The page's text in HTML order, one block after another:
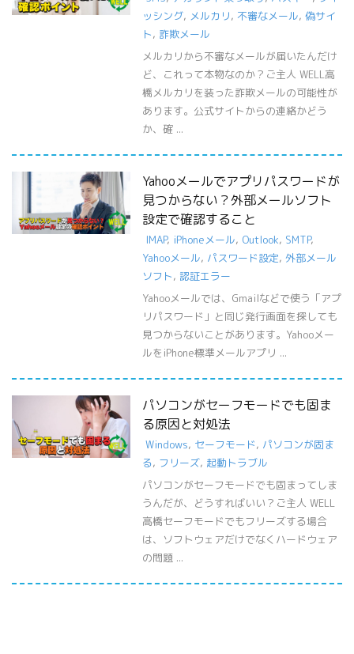
ッシング, メルカリ, 不審なメール, 偽サイ
ト, 詐欺メール
メルカリから不審なメールが届いたんだけ
ど、これって本物なのか？ご主人 WELL高
橋メルカリを装った詐欺メールの可能性が
あります。公式サイトからの連絡かどう
か、確 ...
Yahooメールでアプリパスワードが
見つからない？外部メールソフト
設定で確認すること
IMAP, iPhoneメール, Outlook, SMTP,
Yahooメール, パスワード設定, 外部メール
ソフト, 認証エラー
Yahooメールでは、Gmailなどで使う「アプ
リパスワード」と同じ発行画面を探しても
見つからないことがあります。Yahooメー
ルをiPhone標準メールアプリ ...
パソコンがセーフモードでも固ま
る原因と対処法
Windows, セーフモード, パソコンが固ま
る, フリーズ, 起動トラブル
パソコンがセーフモードでも固まってしま
うんだが、どうすればいい？ご主人 WELL
高橋セーフモードでもフリーズする場合
は、ソフトウェアだけでなくハードウェア
の問題 ...